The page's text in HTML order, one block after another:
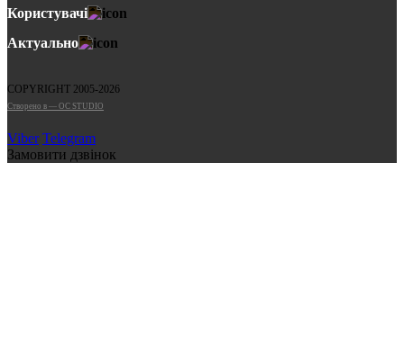
Користувачі
Актуально
COPYRIGHT 2005-2026
Cтворено в — OC STUDIO
Viber Telegram
Замовити дзвінок